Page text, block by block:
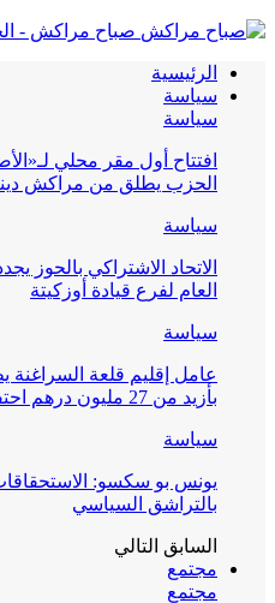
صباح مراكش -
الرئيسية
سياسة
سياسة
افتتاح أول مقر محلي
الحزب يطلق من مراكش
سياسة
الاتحاد الاشتراكي بالحوز
العام لفرع قيادة أوزكيتة
سياسة
عامل إقليم قلعة السراغنة
بأزيد من 27 مليون درهم احتفاءً…
سياسة
يونس بو سكسو:
بالتراشق السياسي
السابق التالي
مجتمع
مجتمع